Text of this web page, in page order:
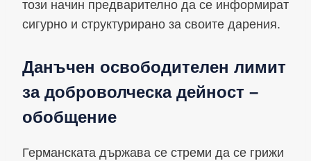
този начин предварително да се информират
сигурно и структурирано за своите дарения.
Данъчен освободителен лимит
за доброволческа дейност –
обобщение
Германската държава се стреми да се грижи